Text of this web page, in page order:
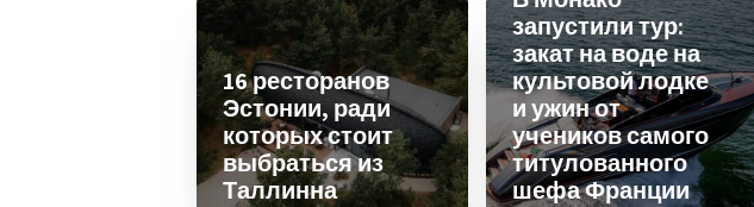
16 ресторанов
Эстонии, ради
которых стоит
выбраться из
Таллинна
запустили тур:
закат на воде на
культовой лодке
и ужин от
учеников самого
титулованного
шефа Франции